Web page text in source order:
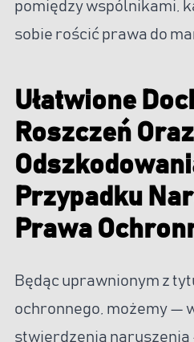
pomiędzy wspólnikami,
sobie rościć prawa do
Ułatwione
Roszczeń
Przypadku
Prawa
Będąc uprawnionym z
ochronnego, możemy —
stwierdzenia naruszenia